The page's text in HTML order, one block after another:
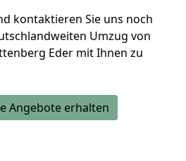
kontaktieren Sie uns noch
Umzug von
Eder mit Ihnen zu
Angebote erhalten